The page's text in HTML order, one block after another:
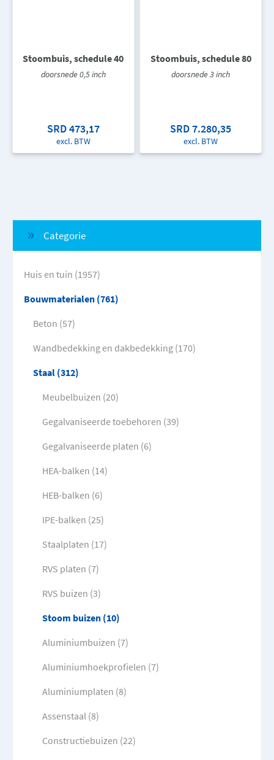
Stoombuis, schedule 40
doorsnede 0,5 inch
SRD 473,17
excl. BTW
Stoombuis, schedule 80
doorsnede 3 inch
SRD 7.280,35
excl. BTW
Categorie
Huis en tuin (1957)
Bouwmaterialen (761)
Beton (57)
Wandbedekking en dakbedekking (170)
Staal (312)
Meubelbuizen (20)
Gegalvaniseerde toebehoren (39)
Gegalvaniseerde platen (6)
HEA-balken (14)
HEB-balken (6)
IPE-balken (25)
Staalplaten (17)
RVS platen (7)
RVS buizen (3)
Stoom buizen (10)
Aluminiumbuizen (7)
Aluminiumhoekprofielen (7)
Aluminiumplaten (8)
Assenstaal (8)
Constructiebuizen (22)